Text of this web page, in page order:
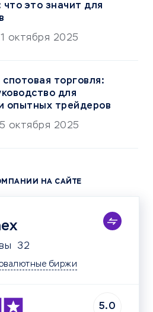
что это значит для
октября 2025
торговля:
для
опытных трейдеров
5 октября 2025
НА САЙТЕ
32
биржи
5.0